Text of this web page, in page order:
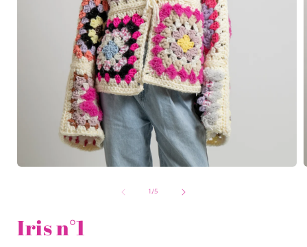
une
fenêtre
1/de
5
Iris n°1